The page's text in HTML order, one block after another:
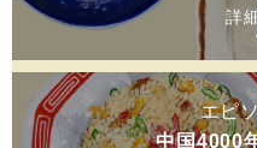
詳
エピ
中国4000